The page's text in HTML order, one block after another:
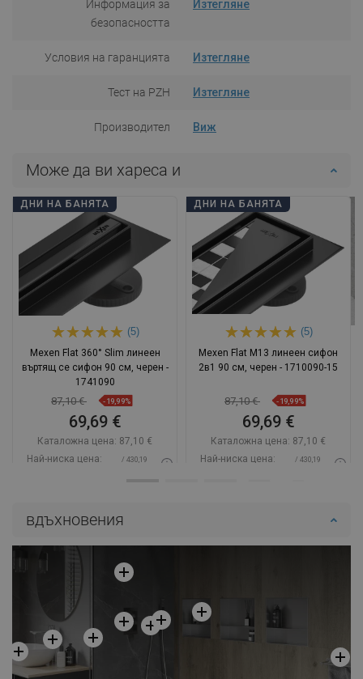
Информация за
безопасността
Изтегляне
Условия на гаранцията Изтегляне
Тест на PZH Изтегляне
Производител Виж
Може да ви хареса и
ДНИ НА БАНЯТА
(5)
Mexen Flat 360° Slim линеен
въртящ се сифон 90 см, черен -
1741090
87,10 € -19,99%
69,69 €
Каталожна цена: 87,10 €
Най-ниска цена:
/ 430,19
Добави в количката
favorite_border Любима
Сравнете
ДНИ НА БАНЯТА
(5)
Mexen Flat M13 линеен сифон
2в1 90 см, черен - 1710090-15
87,10 € -19,99%
69,69 €
Каталожна цена: 87,10 €
Най-ниска цена:
/ 430,19
Добави в количката
favorite_border Любима
Сравнете
вдъхновения